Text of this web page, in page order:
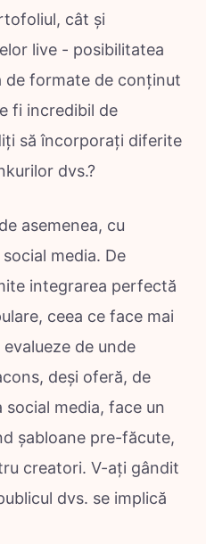
cât și
live - posibilitatea
de formate de conținut
fi incredibil de
să încorporați diferite
dvs.?
asemenea, cu
media. De
integrarea perfectă
ceea ce face mai
de unde
deși oferă, de
social media, face un
șabloane pre-făcute,
creatori. V-ați gândit
dvs. se implică